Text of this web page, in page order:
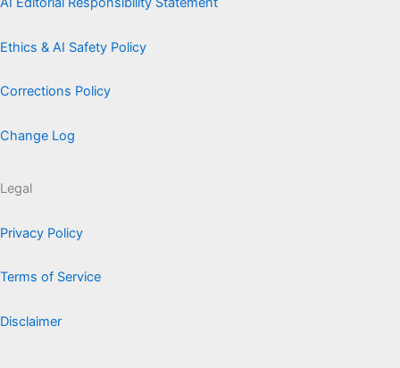
Ethics & AI Safety Policy
Corrections Policy
Change Log
Legal
Privacy Policy
Terms of Service
Disclaimer